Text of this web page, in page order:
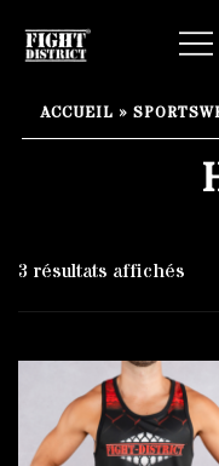
ACCUEIL »
3 résultats affichés